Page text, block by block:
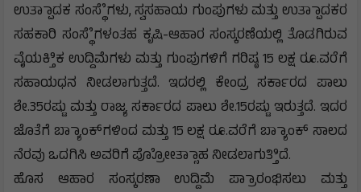
ಉತ್ಪಾಾದಕ ಸಂಸ್ಥೆೆಗಳು, ಸ್ವಸಹಾಯ ಗುಂಪುಗಳು ಮತ್ತು ಉತ್ಪಾಾದಕರ
ಸಹಕಾರಿ ಸಂಸ್ಥೆೆಗಳಂತಹ ಕೃಷಿ-ಆಹಾರ ಸಂಸ್ಕರಣೆಯಲ್ಲಿ ತೊಡಗಿರುವ
ವೈಯಕ್ತಿಿಕ ಉದ್ದಿಮೆಗಳು ಮತ್ತು ಗುಂಪುಗಳಿಗೆ ಗರಿಷ್ಠ 15 ಲಕ್ಷ ರೂ.ವರೆಗೆ
ಸಹಾಯಧನ ನೀಡಲಾಗುತ್ತದೆ. ಇದರಲ್ಲಿ ಕೇಂದ್ರ ಸರ್ಕಾರದ ಪಾಲು
ಶೇ.35ರಷ್ಟು ಮತ್ತು ರಾಜ್ಯ ಸರ್ಕಾರದ ಪಾಲು ಶೇ.15ರಷ್ಟು ಇರುತ್ತದೆ. ಇದರ
ಜೊತೆಗೆ ಬ್ಯಾಾಂಕ್‌ಗಳಿಂದ ಮತ್ತು 15 ಲಕ್ಷ ರೂ.ವರೆಗೆ ಬ್ಯಾಾಂಕ್ ಸಾಲದ
ನೆರವು ಒದಗಿಸಿ ಅವರಿಗೆ ಪ್ರೋೋತ್ಸಾಾಹ ನೀಡಲಾಗುತ್ತಿಿದೆ.
ಹೊಸ ಆಹಾರ ಸಂಸ್ಕರಣಾ ಉದ್ದಿಮೆ ಪ್ರಾಾರಂಭಿಸಲು ಮತ್ತು